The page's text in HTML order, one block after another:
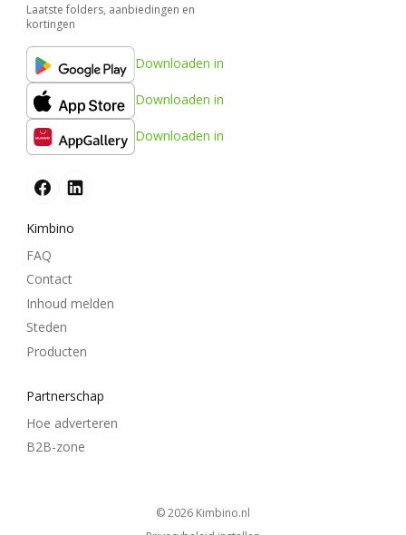
Laatste folders, aanbiedingen en
kortingen
Downloaden in
Downloaden in
Downloaden in
Kimbino
FAQ
Contact
Inhoud melden
Steden
Producten
Partnerschap
Hoe adverteren
B2B-zone
© 2026
kimbino.nl